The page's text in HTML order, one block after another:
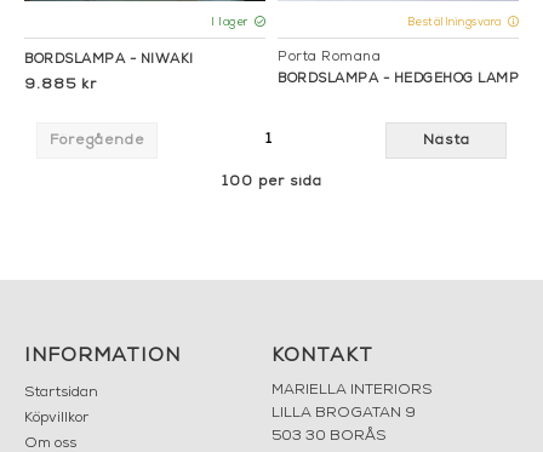
I lager
BORDSLAMPA - NIWAKI
9.885 kr
Beställningsvara
Porta Romana
BORDSLAMPA - HEDGEHOG LAMP
Föregående 1 Nästa
100 per sida
INFORMATION
Startsidan
Köpvillkor
Om oss
KONTAKT
MARIELLA INTERIORS
LILLA BROGATAN 9
503 30 BORÅS